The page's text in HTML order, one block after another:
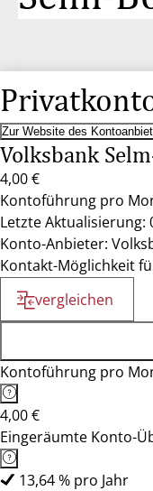
Zur Website des
Volksbank
4,00 €
Kontoführung pro
Letzte Aktualisierung:
Konto-Anbieter:
Kontakt-Möglichkeit
vergleichen
Kontoführung pro
4,00 €
Eingeräumte Konto-
13,64 % pro Jahr